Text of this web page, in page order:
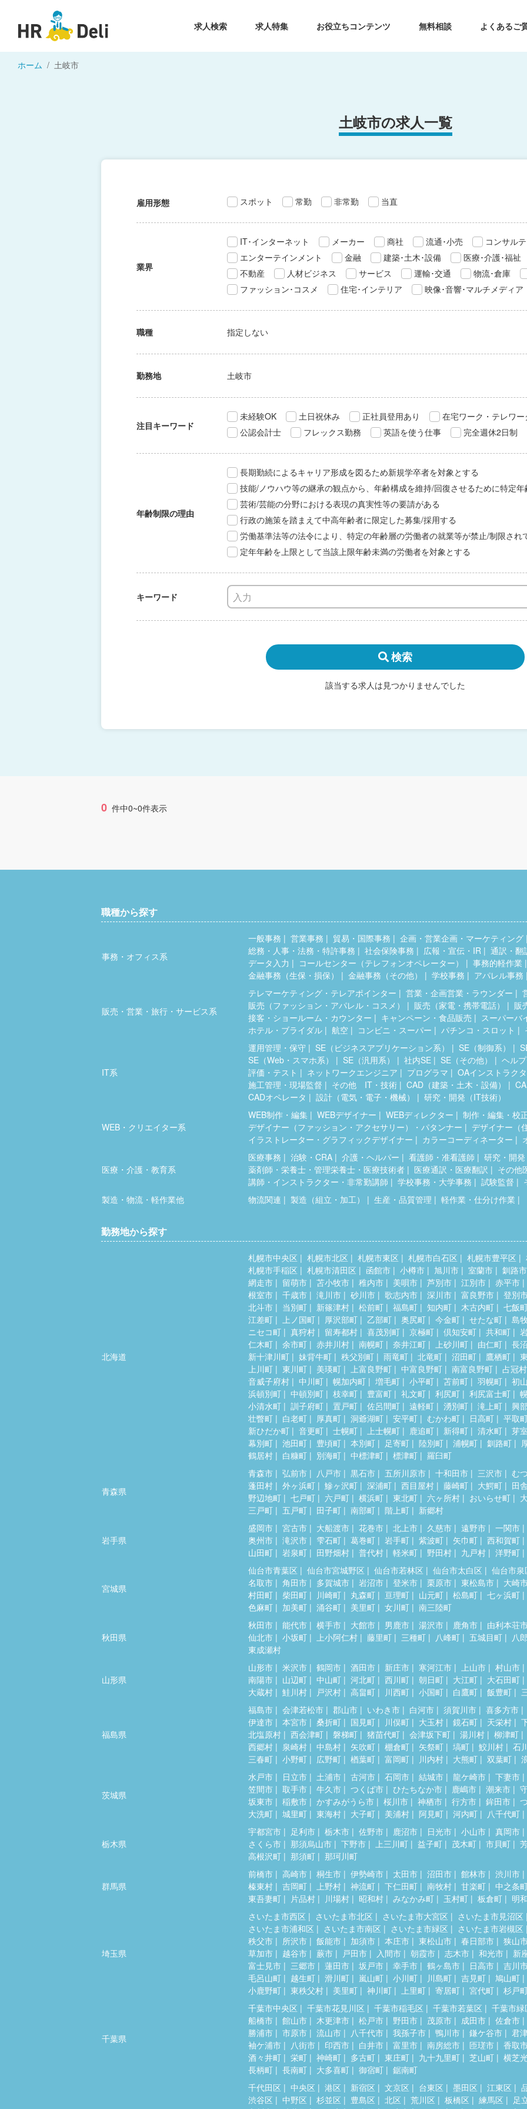
求人検索 求人特集 お役立ちコンテンツ 無料相談 よくあるご
ホーム 土岐市
土岐市の求人一覧
雇用形態 スポット 常勤 非常勤 当直
業界
IT･インターネット メーカー 商社 流通･小売
コンサル
エンターテインメント
金融 建築･土木･設備
医療･介護･福祉
不動産
人材ビジネス サービス 運輸･交通
物流･倉庫
ファッション･コスメ
住宅･インテリア 映像･音響･マルチメディア
職種 指定しない
勤務地 土岐市
注目キーワード
未経験OK 土日祝休み 正社員登用あり
在宅ワーク・テレワー
公認会計士
フレックス勤務 英語を使う仕事 完全週休2日制
年齢制限の理由
長期勤続によるキャリア形成を図るため新規学卒者を対象とする
技能/ノウハウ等の継承の観点から、年齢構成を維持/回復させるために特定
芸術/芸能の分野における表現の真実性等の要請がある
行政の施策を踏まえて中高年齢者に限定した募集/採用する
労働基準法等の法令により、特定の年齢層の労働者の就業等が禁止/制限され
定年年齢を上限として当該上限年齢未満の労働者を対象とする
キーワード
検索
該当する求人は見つかりませんでした
0 件中0~0件表示
職種から探す
事務・オフィス系
一般事務 営業事務 貿易・国際事務
企画・営業企画・マーケティング
総務・人事・法務・特許事務
社会保険事務 広報・宣伝・IR
通訳・翻
データ入力
コールセンター（テレフォンオペレーター）
事務的軽作業
金融事務（生保・損保）
金融事務（その他） 学校事務 アパレル事務
販売・営業・旅行・サービス系
テレマーケティング・テレアポインター 営業・企画営業・ラウンダー
販売（ファッション・アパレル・コスメ）
販売（家電・携帯電話）
販
接客・ショールーム・カウンター
キャンペーン・食品販売
スーパーバ
ホテル・ブライダル
航空 コンビニ・スーパー パチンコ・スロット
IT系
運用管理・保守 SE（ビジネスアプリケーション系） SE（制御系）
SE（Web・スマホ系）
SE（汎用系） 社内SE SE（その他）
ヘル
評価・テスト
ネットワークエンジニア プログラマ
OAインストラク
施工管理・現場監督
その他 IT・技術 CAD（建築・土木・設備）
CADオペレータ
設計（電気・電子・機械） 研究・開発（IT技術）
WEB・クリエイター系
WEB制作・編集 WEBデザイナー WEBディレクター
制作・編集・校
デザイナー（ファッション・アクセサリー）・パタンナー
デザイナー（
イラストレーター・グラフィックデザイナー
カラーコーディネーター
医療・介護・教育系
医療事務 治験・CRA 介護・ヘルパー 看護師・准看護師
研究・開
薬剤師・栄養士・管理栄養士・医療技術者
医療通訳・医療翻訳
その他
講師・インストラクター・非常勤講師
学校事務・大学事務 試験監督
製造・物流・軽作業他
物流関連 製造（組立・加工） 生産・品質管理 軽作業・仕分け作業
勤務地から探す
北海道
札幌市中央区 札幌市北区 札幌市東区 札幌市白石区 札幌市豊平区
札幌市手稲区
札幌市清田区 函館市 小樽市 旭川市 室蘭市
釧路市
網走市
留萌市 苫小牧市 稚内市 美唄市 芦別市 江別市
赤平市
根室市
千歳市 滝川市 砂川市 歌志内市 深川市 富良野市
登別
北斗市
当別町 新篠津村 松前町 福島町 知内町 木古内町
七飯
江差町
上ノ国町 厚沢部町 乙部町 奥尻町 今金町 せたな町
島
ニセコ町
真狩村 留寿都村 喜茂別町 京極町 倶知安町 共和町
仁木町
余市町 赤井川村 南幌町 奈井江町 上砂川町 由仁町
長
新十津川町
妹背牛町 秩父別町 雨竜町 北竜町 沼田町 鷹栖町
上川町
東川町 美瑛町 上富良野町 中富良野町 南富良野町
占冠村
音威子府村
中川町 幌加内町 増毛町 小平町 苫前町 羽幌町
初
浜頓別町
中頓別町 枝幸町 豊富町 礼文町 利尻町 利尻富士町
小清水町
訓子府町 置戸町 佐呂間町 遠軽町 湧別町 滝上町
興
壮瞥町
白老町 厚真町 洞爺湖町 安平町 むかわ町 日高町
平取
新ひだか町
音更町 士幌町 上士幌町 鹿追町 新得町 清水町
芽
幕別町
池田町 豊頃町 本別町 足寄町 陸別町 浦幌町 釧路町
鶴居村
白糠町 別海町 中標津町 標津町 羅臼町
青森県
青森市 弘前市 八戸市 黒石市 五所川原市 十和田市 三沢市
む
蓬田村
外ヶ浜町 鰺ヶ沢町 深浦町 西目屋村 藤崎町 大鰐町
田
野辺地町
七戸町 六戸町 横浜町 東北町 六ヶ所村 おいらせ町
三戸町
五戸町 田子町 南部町 階上町 新郷村
岩手県
盛岡市 宮古市 大船渡市 花巻市 北上市 久慈市 遠野市
一関市
奥州市
滝沢市 雫石町 葛巻町 岩手町 紫波町 矢巾町
西和賀町
山田町
岩泉町 田野畑村 普代村 軽米町 野田村 九戸村 洋野町
宮城県
仙台市青葉区 仙台市宮城野区 仙台市若林区 仙台市太白区
仙台市泉
名取市
角田市 多賀城市 岩沼市 登米市 栗原市 東松島市
大崎
村田町
柴田町 川崎町 丸森町 亘理町 山元町 松島町
七ヶ浜町
色麻町
加美町 涌谷町 美里町 女川町 南三陸町
秋田県
秋田市 能代市 横手市 大館市 男鹿市 湯沢市 鹿角市
由利本荘
仙北市
小坂町 上小阿仁村 藤里町 三種町 八峰町 五城目町
八
東成瀬村
山形県
山形市 米沢市 鶴岡市 酒田市 新庄市 寒河江市 上山市
村山市
南陽市
山辺町 中山町 河北町 西川町 朝日町 大江町
大石田町
大蔵村
鮭川村 戸沢村 高畠町 川西町 小国町 白鷹町 飯豊町
福島県
福島市 会津若松市 郡山市 いわき市 白河市 須賀川市
喜多方市
伊達市
本宮市 桑折町 国見町 川俣町 大玉村 鏡石町 天栄村
北塩原村
西会津町 磐梯町 猪苗代町 会津坂下町 湯川村
柳津町
西郷村
泉崎村 中島村 矢吹町 棚倉町 矢祭町 塙町 鮫川村
石
三春町
小野町 広野町 楢葉町 富岡町 川内村 大熊町 双葉町
茨城県
水戸市 日立市 土浦市 古河市 石岡市 結城市 龍ケ崎市
下妻市
笠間市
取手市 牛久市 つくば市 ひたちなか市 鹿嶋市 潮来市
坂東市
稲敷市 かすみがうら市 桜川市 神栖市 行方市 鉾田市
大洗町
城里町 東海村 大子町 美浦村 阿見町 河内町 八千代町
栃木県
宇都宮市 足利市 栃木市 佐野市 鹿沼市 日光市 小山市
真岡市
さくら市
那須烏山市 下野市 上三川町 益子町 茂木町 市貝町
高根沢町
那須町 那珂川町
群馬県
前橋市 高崎市 桐生市 伊勢崎市 太田市 沼田市 館林市
渋川市
榛東村
吉岡町 上野村 神流町 下仁田町 南牧村 甘楽町
中之条
東吾妻町
片品村 川場村 昭和村 みなかみ町 玉村町 板倉町 明
埼玉県
さいたま市西区 さいたま市北区 さいたま市大宮区
さいたま市見沼区
さいたま市浦和区
さいたま市南区 さいたま市緑区
さいたま市岩槻区
秩父市
所沢市 飯能市 加須市 本庄市 東松山市 春日部市
狭山
草加市
越谷市 蕨市 戸田市 入間市 朝霞市 志木市 和光市
新
富士見市
三郷市 蓮田市 坂戸市 幸手市 鶴ヶ島市 日高市
吉川
毛呂山町
越生町 滑川町 嵐山町 小川町 川島町 吉見町
鳩山町
小鹿野町
東秩父村 美里町 神川町 上里町 寄居町 宮代町 杉戸
千葉県
千葉市中央区 千葉市花見川区 千葉市稲毛区 千葉市若葉区
千葉市緑
船橋市
館山市 木更津市 松戸市 野田市 茂原市 成田市
佐倉市
勝浦市
市原市 流山市 八千代市 我孫子市 鴨川市 鎌ケ谷市
君
袖ケ浦市
八街市 印西市 白井市 富里市 南房総市 匝瑳市
香取
酒々井町
栄町 神崎町 多古町 東庄町 九十九里町 芝山町
横芝
長柄町
長南町 大多喜町 御宿町
鋸南町
千代田区
中央区 港区 新宿区 文京区 台東区 墨田区 江東区
渋谷区
中野区 杉並区 豊島区 北区 荒川区 板橋区 練馬区
足